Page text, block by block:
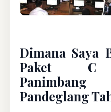
Dimana Saya
Paket C
Pandeglang